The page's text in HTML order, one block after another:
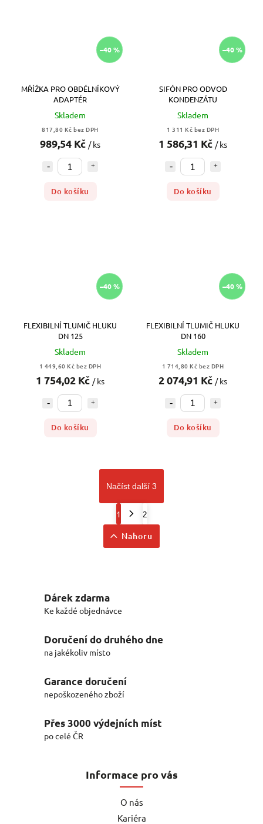
–40 %
MŘÍŽKA PRO OBDÉLNÍKOVÝ
ADAPTÉR
Skladem
817,80 Kč bez DPH
989,54 Kč / ks
Do košíku
–40 %
SIFÓN PRO ODVOD
KONDENZÁTU
Skladem
1 311 Kč bez DPH
1 586,31 Kč / ks
Do košíku
–40 %
FLEXIBILNÍ TLUMIČ HLUKU
DN 125
Skladem
1 449,60 Kč bez DPH
1 754,02 Kč / ks
Do košíku
–40 %
FLEXIBILNÍ TLUMIČ HLUKU
DN 160
Skladem
1 714,80 Kč bez DPH
2 074,91 Kč / ks
Do košíku
Načíst další 3
1 2
Nahoru
Dárek zdarma
Ke každé objednávce
Doručení do druhého dne
na jakékoliv místo
Garance doručení
nepoškozeného zboží
Přes 3000 výdejních míst
po celé ČR
Informace pro vás
O nás
Kariéra